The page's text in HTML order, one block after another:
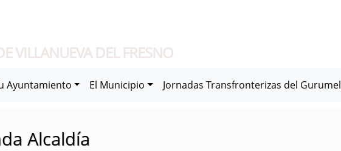
VILLANUEVA DEL FRESNO
Ayuntamiento El Municipio Jornadas Transfronterizas del
Alcaldía